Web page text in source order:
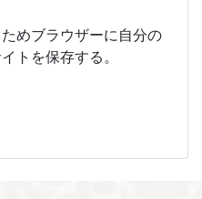
めブラウザーに自分の
トを保存する。